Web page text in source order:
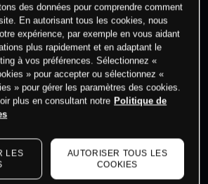
à trader
du marché.Log into see latest
market data
des données pour comprendre comment
En autorisant tous les cookies, nous
expérience, par exemple en vous aidant
plus rapidement et en adaptant le
à vos préférences. Sélectionnez «
» pour accepter ou sélectionnez «
» pour gérer les paramètres des cookies.
plus en consultant notre Politique de
LES
AUTORISER TOUS LES
COOKIES